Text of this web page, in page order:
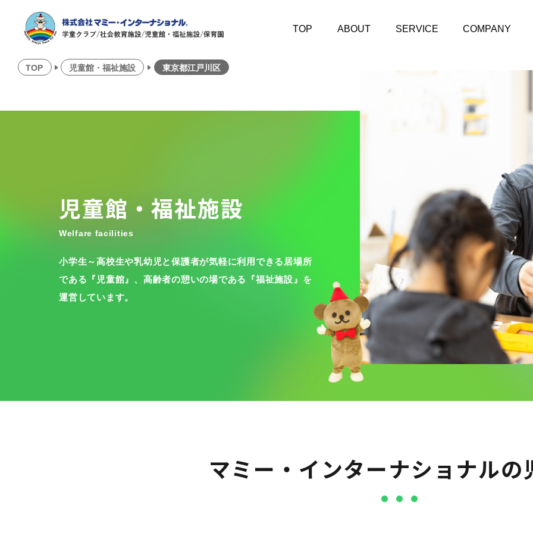
TOP ABOUT SERVICE COMPANY
TOP 児童館・福祉施設 東京都江戸川区
児童館・福祉施設
Welfare facilities
小学生～高校生や乳幼児と保護者が気軽に利用できる居場所
である『児童館』、高齢者の憩いの場である『福祉施設』を
運営しています。
マミー・インターナショナルの